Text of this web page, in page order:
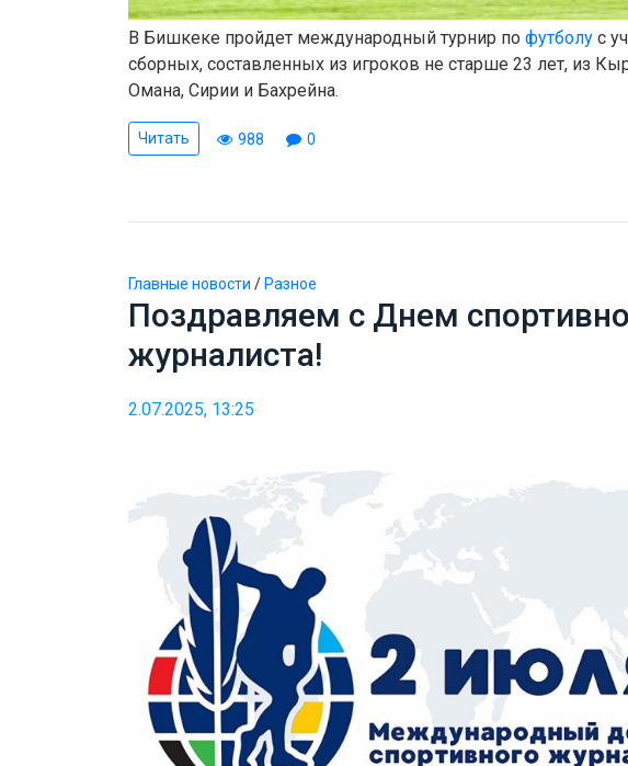
В Бишкеке пройдет международный турнир по футболу с
сборных, составленных из игроков не старше 23 лет, из
Омана, Сирии и Бахрейна.
Читать 988 0
Главные новости / Разное
Поздравляем с Днем
журналиста!
2.07.2025, 13:25